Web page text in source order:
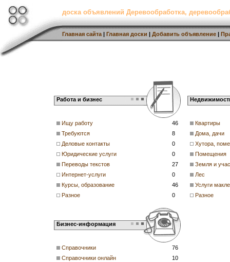
доска объявлений Деревообработка,
Главная сайта | Главная доски | Добавить объявление |
Работа и бизнес
Ищу работу
46
Требуются
8
Деловые контакты
0
Юридические услуги
0
Переводы текстов
27
Интернет-услуги
0
Курсы, образование
46
Разное
0
Квартиры
Дома, дачи
Хутора,
Помещения
Земля и
Лес
Услуги
Разное
Бизнес-информация
Справочники
76
Справочники онлайн
10